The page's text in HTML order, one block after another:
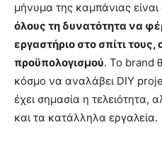
μήνυμα της καμπάνιας είναι
όλους τη δυνατότητα να
εργαστήριο στο σπίτι
προϋπολογισμού. Το brand
κόσμο να αναλάβει DIY
έχει σημασία η τελειότητα,
και τα κατάλληλα εργαλεία.